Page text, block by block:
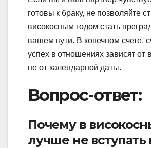
готовы к браку, не позволяйте
високосным годом стать
вашем пути. В конечном счете,
успех в отношениях зависят от
не от календарной даты.
Вопрос-ответ:
Почему в
лучше не вступать